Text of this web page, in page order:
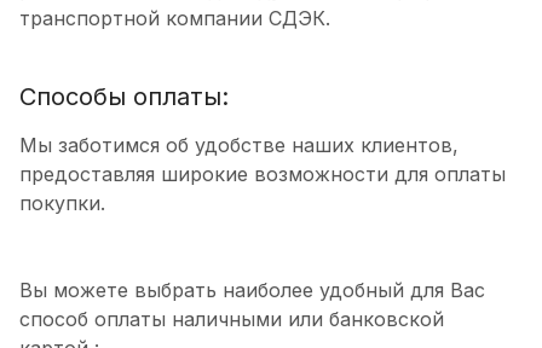
транспортной компании СДЭК.
Способы оплаты:
Мы заботимся об удобстве наших клиентов,
предоставляя широкие возможности для оплаты
покупки.
Вы можете выбрать наиболее удобный для Вас
способ оплаты наличными или банковской